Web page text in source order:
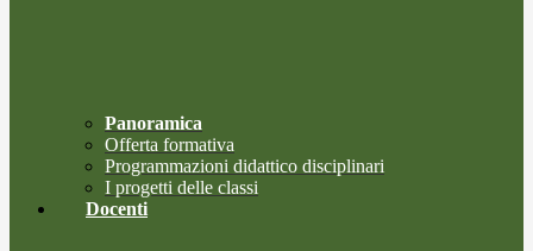
Panoramica
Offerta formativa
Programmazioni didattico disciplinari
I progetti delle classi
Docenti